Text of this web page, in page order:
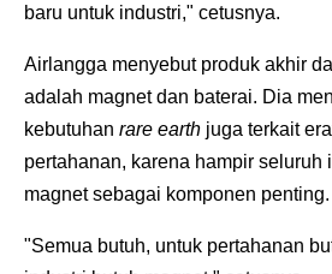
baru untuk industri," cetusnya.
Airlangga menyebut produk akhir
adalah magnet dan baterai. Dia
kebutuhan rare earth juga terkait
pertahanan, karena hampir seluruh
magnet sebagai komponen penting.
"Semua butuh, untuk pertahanan